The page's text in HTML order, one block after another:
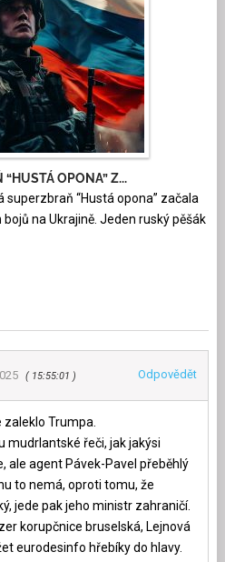
OPONA” Z...
superzbraň “Hustá opona” začala
na Ukrajině. Jeden ruský pěšák
15:55:01 Odpovědět
zaleklo Trumpa.
mudrlantské řeči, jak jakýsi
ale agent Pávek-Pavel přeběhlý
to nemá, oproti tomu, že
jede pak jeho ministr zahraničí.
korupčnice bruselská, Lejnová
eurodesinfo hřebíky do hlavy.